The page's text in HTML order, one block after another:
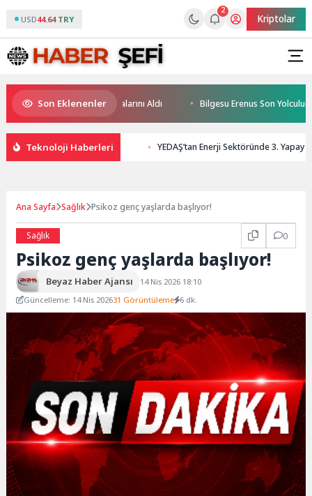
USD44.64 TRY
2
Kriptolar
Son Eklenenler
Yüzücüleri Sertifikalarını Aldı Bilgesu Erenus Son Yolculuğuna
Teknoloji Haberleri YEDAŞ’tan Enerji Sektöründe 3. Yapay
Ana Sayfa Sağlık Psikoz genç yaşlarda başlıyor!
Sağlık 0
Psikoz genç yaşlarda başlıyor!
Beyaz Haber Ajansı
14 Nis 2026 18:10
Güncelleme: 14 Nis 202631 Görüntüleme 6 dk.